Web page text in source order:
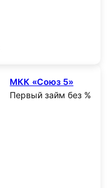
МКК «Союз 5»
Первый займ без %